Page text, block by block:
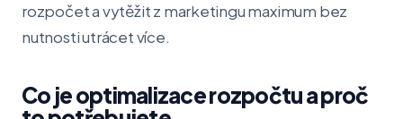
rozpočet a vytěžit z marketingu maximum bez
nutnosti utrácet více.
Co je optimalizace rozpočtu a proč